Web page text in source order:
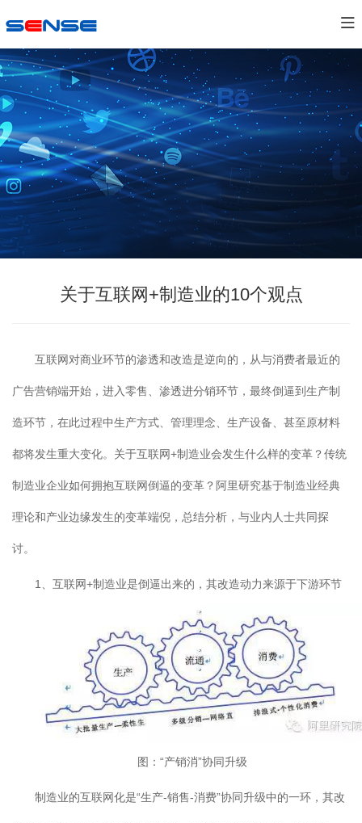
关于互联网+制造业的10个观点
互联网对商业环节的渗透和改造是逆向的，从与消费者最近的
广告营销端开始，进入零售、渗透进分销环节，最终倒逼到生产制
造环节，在此过程中生产方式、管理理念、生产设备、甚至原材料
都将发生重大变化。关于互联网+制造业会发生什么样的变革？传统
制造业企业如何拥抱互联网倒逼的变革？阿里研究基于制造业经典
理论和产业边缘发生的变革端倪，总结分析，与业内人士共同探
讨。
1、互联网+制造业是倒逼出来的，其改造动力来源于下游环节
图：“产销消”协同升级
制造业的互联网化是“生产-销售-消费”协同升级中的一环，其改